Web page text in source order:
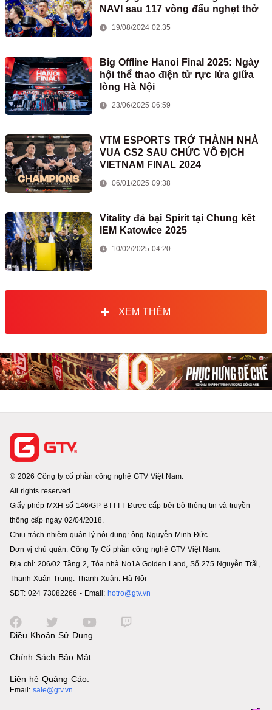
NAVI sau 117 vòng đấu nghẹt thở
19/08/2024 02:35
Big Offline Hanoi Final 2025: Ngày
hội thể thao điện tử rực lửa giữa
lòng Hà Nội
23/06/2025 06:59
VTM ESPORTS TRỞ THÀNH NHÀ
VUA CS2 SAU CHỨC VÔ ĐỊCH
VIETNAM FINAL 2024
06/01/2025 09:38
Vitality đả bại Spirit tại Chung kết
IEM Katowice 2025
10/02/2025 04:20
XEM THÊM
© 2026 Công ty cổ phần công nghệ GTV Việt Nam.
All rights reserved.
Giấy phép MXH số 146/GP-BTTTT Được cấp bởi bộ thông tin và truyền
thông cấp ngày 02/04/2018.
Chịu trách nhiệm quản lý nội dung: ông Nguyễn Minh Đức.
Đơn vị chủ quản: Công Ty Cổ phần công nghệ GTV Việt Nam.
Địa chỉ: 206/02 Tầng 2, Tòa nhà No1A Golden Land, Số 275 Nguyễn Trãi,
Thanh Xuân Trung. Thanh Xuân. Hà Nội
SĐT: 024 73082266 - Email: hotro@gtv.vn
Điều Khoản Sử Dụng
Chính Sách Bảo Mật
Liên hệ Quảng Cáo:
Email: sale@gtv.vn